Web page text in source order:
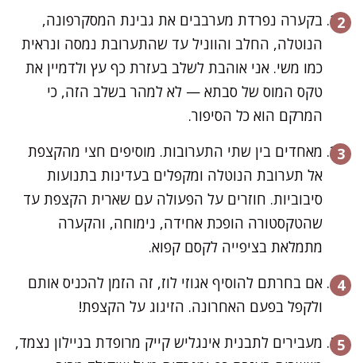
בקערה נפרדת מערבבים את גבינת המסקרפונה,
הנוטלה, החלב והווניל עד שהתערובת נמסה ונראית
כמו משי. אני אוהבת לשלב בעזרת כף עץ ולדמיין את
טקס המוס של סבתא — לא למהר בשלב הזה, כי
המרקם הוא כל הסיפור.
מאחדים בין שתי התערובות. מוסיפים חצי מהקצפת
אל תערובת הנוטלה ומקפלים בעדינות בתנועות
סיבוביות. חוזרים על הפעולה עם שארית הקצפת עד
שהטקסטורה הופכת אחידה, נימוחה, והקערה
מתמלאת בציפייה לקסם קפוא.
אם בחרתם להוסיף אגוזי לוז, זה הזמן להכניס אותם
ולקפל בפעם האחרונה. הזיגוג על הקצפת!
מעבירים לתבנית אינגליש קייק מרופדת בניילון נצמד,